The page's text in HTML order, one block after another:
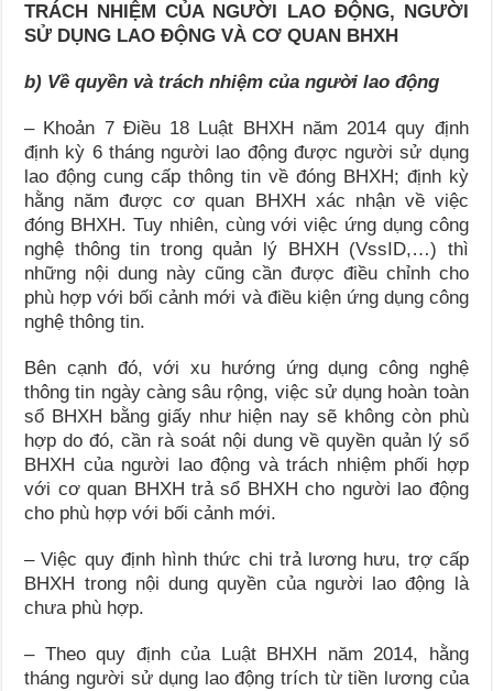
TRÁCH NHIỆM CỦA NGƯỜI LAO ĐỘNG, NGƯỜI
SỬ DỤNG LAO ĐỘNG VÀ CƠ QUAN BHXH
b) Về quyền và trách nhiệm của người lao động
– Khoản 7 Điều 18 Luật BHXH năm 2014 quy định
định kỳ 6 tháng người lao động được người sử dụng
lao động cung cấp thông tin về đóng BHXH; định kỳ
hằng năm được cơ quan BHXH xác nhận về việc
đóng BHXH. Tuy nhiên, cùng với việc ứng dụng công
nghệ thông tin trong quản lý BHXH (VssID,…) thì
những nội dung này cũng cần được điều chỉnh cho
phù hợp với bối cảnh mới và điều kiện ứng dụng công
nghệ thông tin.
Bên cạnh đó, với xu hướng ứng dụng công nghệ
thông tin ngày càng sâu rộng, việc sử dụng hoàn toàn
sổ BHXH bằng giấy như hiện nay sẽ không còn phù
hợp do đó, cần rà soát nội dung về quyền quản lý sổ
BHXH của người lao động và trách nhiệm phối hợp
với cơ quan BHXH trả sổ BHXH cho người lao động
cho phù hợp với bối cảnh mới.
– Việc quy định hình thức chi trả lương hưu, trợ cấp
BHXH trong nội dung quyền của người lao động là
chưa phù hợp.
– Theo quy định của Luật BHXH năm 2014, hằng
tháng người sử dụng lao động trích từ tiền lương của